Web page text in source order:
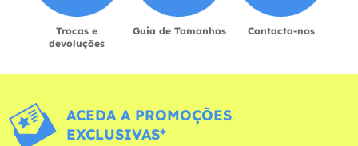
Trocas e
devoluções
Guia de Tamanhos Contacta-nos
ACEDA A PROMOÇÕES
EXCLUSIVAS*